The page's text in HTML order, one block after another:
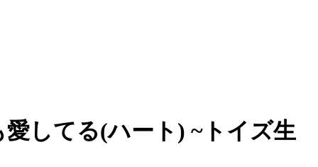
してる(ハート) ~トイズ生